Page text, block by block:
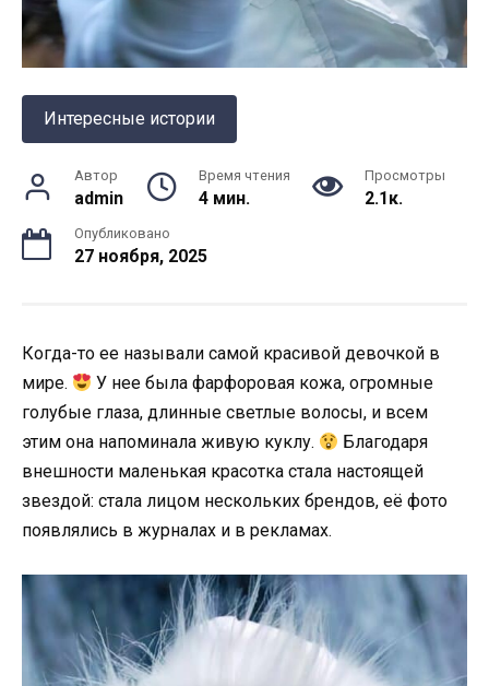
Интересные истории
Автор
admin
Время чтения
4 мин.
Просмотры
2.1к.
Опубликовано
27 ноября, 2025
Когда-то ее называли самой красивой девочкой в
мире.
У нее была фарфоровая кожа, огромные
голубые глаза, длинные светлые волосы, и всем
этим она напоминала живую куклу.
Благодаря
внешности маленькая красотка стала настоящей
звездой: стала лицом нескольких брендов, её фото
появлялись в журналах и в рекламах.